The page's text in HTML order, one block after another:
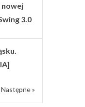
nowej
3.0
Następne »